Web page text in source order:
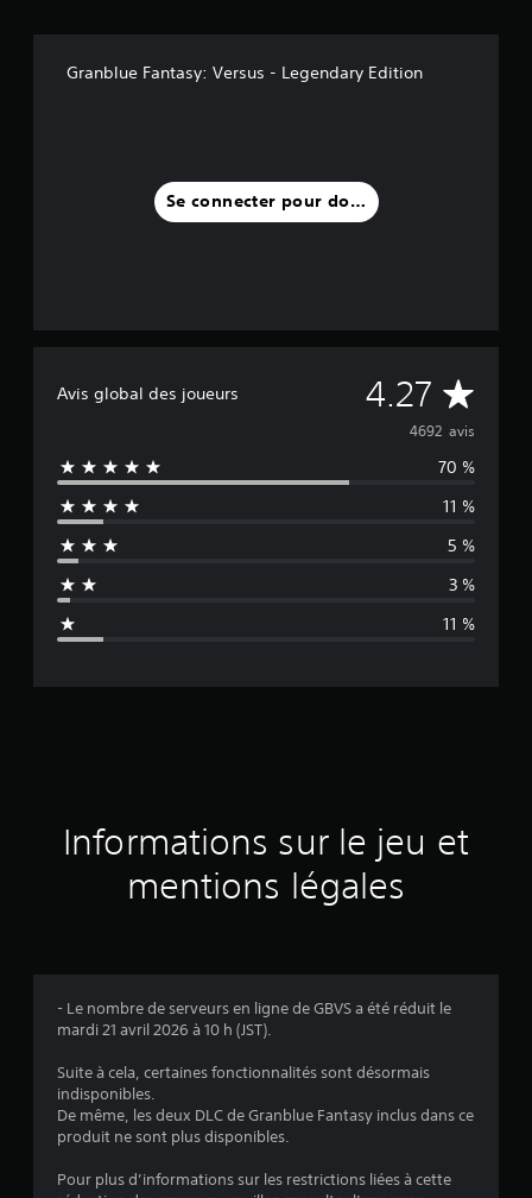
Granblue Fantasy: Versus - Legendary Edition
Se connecter pour donner un avis
Avis global des joueurs 4.27 M
o
y
e
n
d
a
2
4692 avis
70 %
11 %
5 %
3 %
11 %
Informations sur le jeu et
mentions légales
- Le nombre de serveurs en ligne de GBVS a été réduit le
mardi 21 avril 2026 à 10 h (JST).
Suite à cela, certaines fonctionnalités sont désormais
indisponibles.
De même, les deux DLC de Granblue Fantasy inclus dans ce
produit ne sont plus disponibles.
Pour plus d’informations sur les restrictions liées à cette